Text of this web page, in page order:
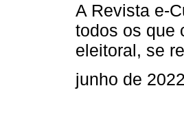
A Revista e-
todos os que
eleitoral, se
junho de 2022